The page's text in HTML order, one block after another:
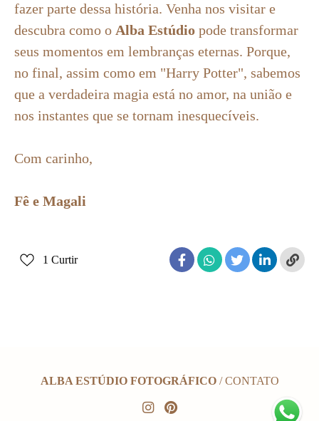
fazer parte dessa história. Venha nos visitar e
descubra como o Alba Estúdio pode transformar
seus momentos em lembranças eternas. Porque,
no final, assim como em "Harry Potter", sabemos
que a verdadeira magia está no amor, na união e
nos instantes que se tornam inesquecíveis.
Com carinho,
Fê e Magali
1 Curtir
ALBA ESTÚDIO FOTOGRÁFICO/CONTATO